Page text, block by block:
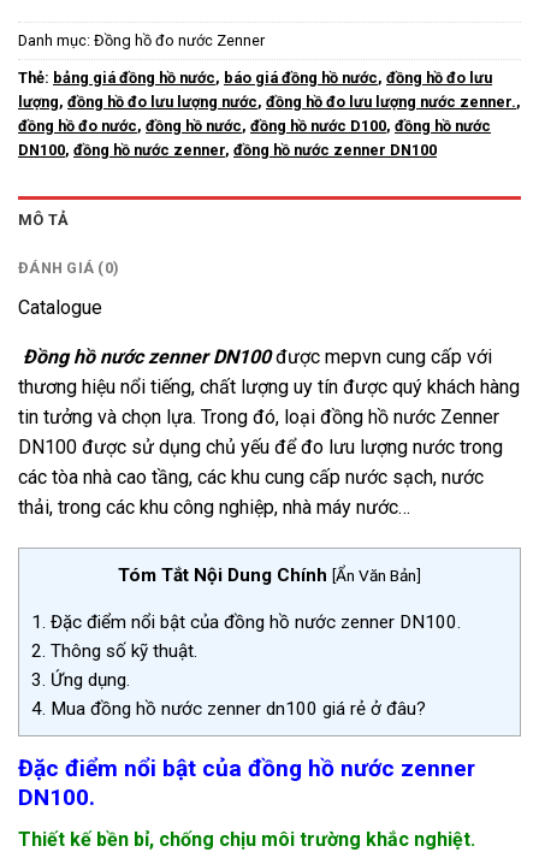
Danh mục: Đồng hồ đo nước Zenner
Thẻ: bảng giá đồng hồ nước, báo giá đồng hồ nước, đồng hồ đo lưu
lượng, đồng hồ đo lưu lượng nước, đồng hồ đo lưu lượng nước zenner.,
đồng hồ đo nước, đồng hồ nước, đồng hồ nước D100, đồng hồ nước
DN100, đồng hồ nước zenner, đồng hồ nước zenner DN100
MÔ TẢ
ĐÁNH GIÁ (0)
Catalogue
Đồng hồ nước zenner DN100được mepvn cung cấp với
thương hiệu nổi tiếng, chất lượng uy tín được quý khách hàng
tin tưởng và chọn lựa. Trong đó, loại đồng hồ nước Zenner
DN100 được sử dụng chủ yếu để đo lưu lượng nước trong
các tòa nhà cao tầng, các khu cung cấp nước sạch, nước
thải, trong các khu công nghiệp, nhà máy nước…
Tóm Tắt Nội Dung Chính [Ẩn Văn Bản]
1. Đặc điểm nổi bật của đồng hồ nước zenner DN100.
2. Thông số kỹ thuật.
3. Ứng dụng.
4. Mua đồng hồ nước zenner dn100 giá rẻ ở đâu?
Đặc điểm nổi bật của đồng hồ nước zenner
DN100.
Thiết kế bền bỉ, chống chịu môi trường khắc nghiệt.